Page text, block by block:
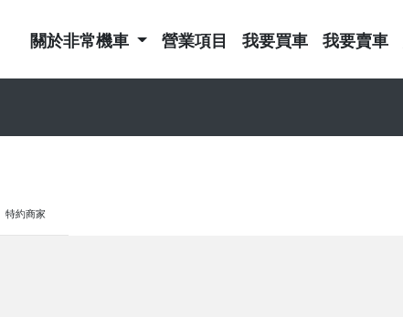
關於非常機車 營業項目 我要買車 我要賣車
特約商家